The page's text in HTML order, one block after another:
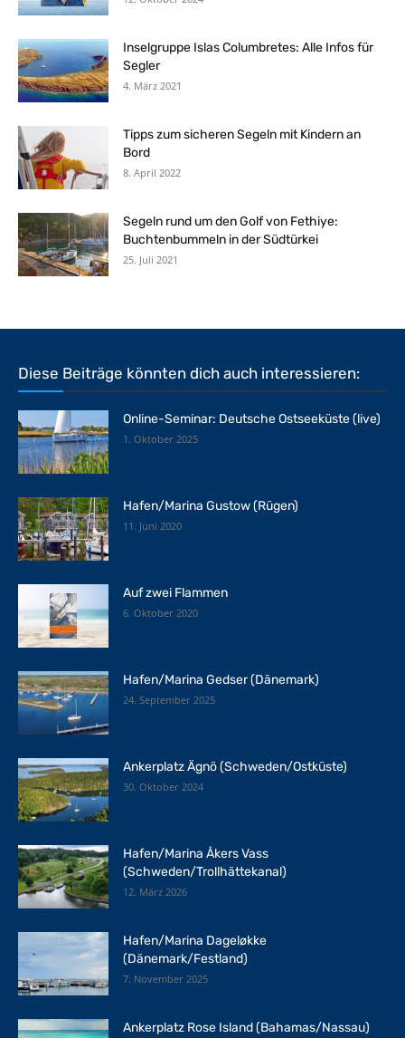
Inselgruppe Islas Columbretes: Alle Infos für
Segler
4. März 2021
Tipps zum sicheren Segeln mit Kindern an
Bord
8. April 2022
Segeln rund um den Golf von Fethiye:
Buchtenbummeln in der Südtürkei
25. Juli 2021
Diese Beiträge könnten dich auch interessieren:
Online-Seminar: Deutsche Ostseeküste (live)
1. Oktober 2025
Hafen/Marina Gustow (Rügen)
11. Juni 2020
Auf zwei Flammen
6. Oktober 2020
Hafen/Marina Gedser (Dänemark)
24. September 2025
Ankerplatz Ägnö (Schweden/Ostküste)
30. Oktober 2024
Hafen/Marina Åkers Vass
(Schweden/Trollhättekanal)
12. März 2026
Hafen/Marina Dageløkke
(Dänemark/Festland)
7. November 2025
Ankerplatz Rose Island (Bahamas/Nassau)